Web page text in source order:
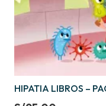
HIPATIA LIBROS –